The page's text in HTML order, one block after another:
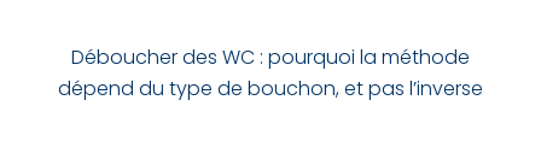
Déboucher des WC : pourquoi la méthode
dépend du type de bouchon, et pas l’inverse